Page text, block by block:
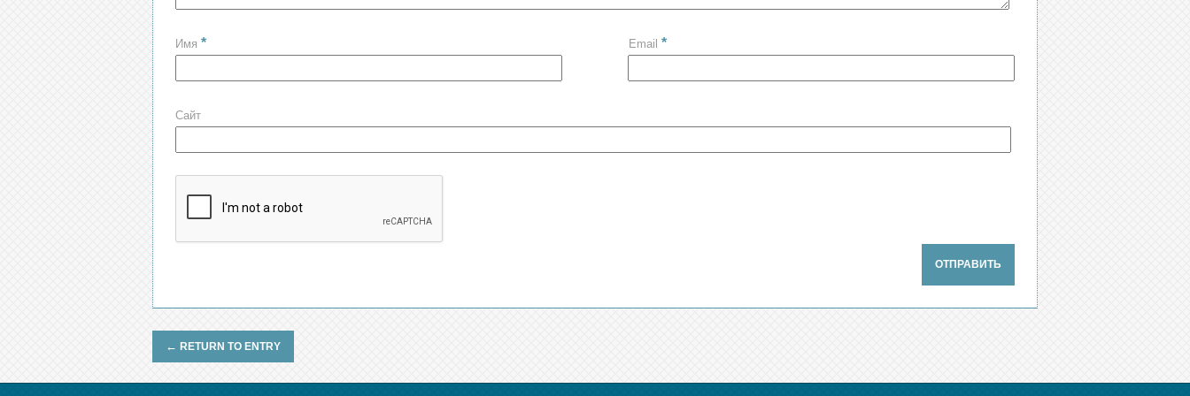
Имя * Email*
Сайт
← RETURN TO ENTRY